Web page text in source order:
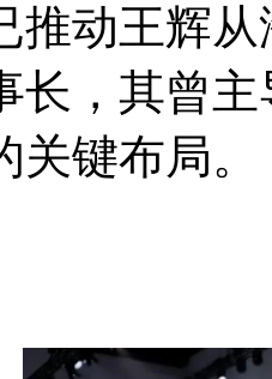
推动王辉
长，其曾
键布局。